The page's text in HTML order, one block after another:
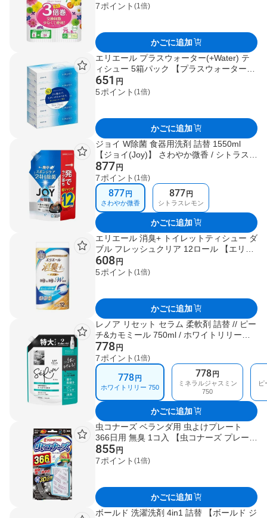
7ポイント (1倍)
かごに追加
エリエール プラスウォーター(+Water) テ
ィシュー 5箱パック 【プラスウォーター
(+Water)】 保湿ティッシュ(ローションテ
ィッシュ)
651 円
5ポイント (1倍)
かごに追加
ジョイ W除菌 食器用洗剤 詰替 1550ml
【ジョイ(Joy)】 さわやか微香 / シトラスレ
モン / 緑茶 / グレープフルーツ / シトラス
オレンジ
877 円
7ポイント (1倍)
877 円
さわやか微香
877 円
シトラスレモン
かごに追加
エリエール 消臭+ トイレットティシュー ダ
ブル フレッシュクリア 12ロール 【エリエ
ール】 トイレットペーパー
608 円
5ポイント (1倍)
かごに追加
レノア リセット セラム 柔軟剤 詰替 // ピー
チ&カモミール 750ml / ホワイトリリー
750ml / ミネラルジャスミン 750ml / ピー
チ&カモミール 1150ml / ホワイトリリー
1150ml / ミネラルジャスミン 1150ml
778 円
7ポイント (1倍)
778 円
ホワイトリリー 750
778 円
ミネラルジャスミン
750
ピ
かごに追加
虫コナーズ ベランダ用 虫よけプレート
366日用 無臭 1コ入 【虫コナーズ プレート
タイプ 無臭】 虫除け(虫よけ)
855 円
7ポイント (1倍)
かごに追加
ボールド 洗濯洗剤 4in1 詰替 【ボールド ジ